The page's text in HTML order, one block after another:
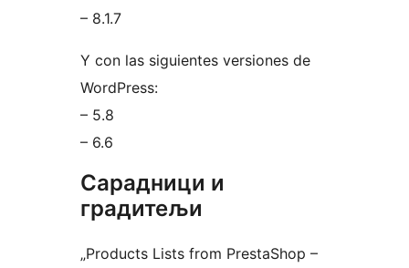
– 8.1.7
Y con las siguientes versiones de
WordPress:
– 5.8
– 6.6
Сарадници и
градитељи
„Products Lists from PrestaShop –